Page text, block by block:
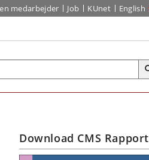
medarbejder Job KUnet English
Download CMS Rapport